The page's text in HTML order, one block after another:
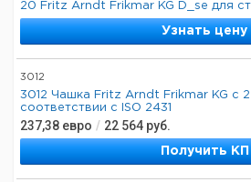
20 Fritz Arndt Frikmar KG D_se для
Узнать цену
3012
3012 Чашка Fritz Arndt Frikmar KG с
соответствии с ISO 2431
237,38 евро / 22 564 руб.
Получить КП